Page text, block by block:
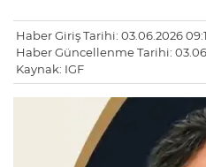
Haber Giriş Tarihi: 03.06.2026
Haber Güncellenme Tarihi:
Kaynak: IGF